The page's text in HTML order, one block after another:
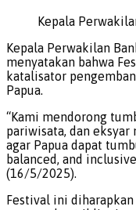
Kepala
Kepala Perwakilan
menyatakan bahwa
katalisator
Papua.
“Kami mendorong
pariwisata, dan
agar Papua dapat
balanced, and
(16/5/2025).
Festival ini